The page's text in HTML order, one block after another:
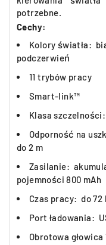
potrzebne.
Cechy:
Kolory światła:
podczerwień
11 trybów pracy
Smart-link™
Klasa
Odporność na
do 2 m
Zasilanie:
pojemności 800 mAh
Czas pracy: do 72
Port ładowania:
Obrotowa głowica